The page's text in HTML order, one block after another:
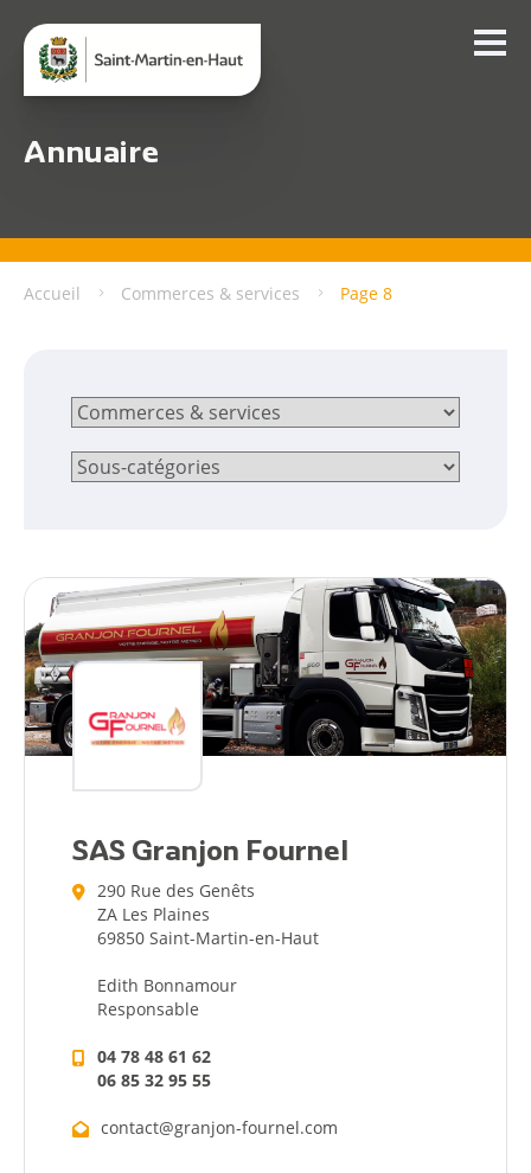
Annuaire
Accueil Commerces & services Page 8
SAS Granjon Fournel
290 Rue des Genêts
ZA Les Plaines
69850 Saint-Martin-en-Haut
Edith Bonnamour
Responsable
04 78 48 61 62
06 85 32 95 55
contact@granjon-fournel.com